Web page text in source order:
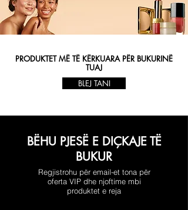
PRODUKTET MË TË KËRKUARA PËR BUKURINË
TUAJ
BLEJ TANI
BËHU PJESË E DIÇKAJE TË
BUKUR
Regjistrohu për email-et tona për
oferta VIP dhe njoftime mbi
produktet e reja